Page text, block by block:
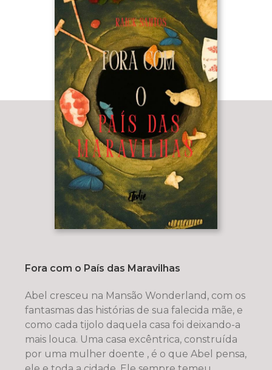
Fora com o País das Maravilhas
Abel cresceu na Mansão Wonderland, com os
fantasmas das histórias de sua falecida mãe, e
como cada tijolo daquela casa foi deixando-a
mais louca. Uma casa excêntrica, construída
por uma mulher doente , é o que Abel pensa,